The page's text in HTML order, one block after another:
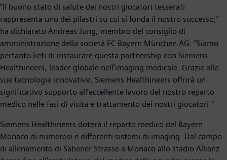
"Il buono stato di salute dei nostri giocatori tesserati
rappresenta uno dei pilastri su cui si fonda il nostro successo,”
ha dichiarato Andreas Jung, membro del consiglio di
amministrazione della società FC Bayern München AG. “Siamo
pertanto lieti di instaurare questa partnership con Siemens
Healthineers, leader globale nell’imaging medicale. Grazie alle
sue tecnologie innovative, Siemens Healthineers offrirà un
significativo supporto all’eccellente lavoro del nostro reparto
medico nelle fasi di visita e trattamento dei nostri giocatori."
Siemens Healthineers doterà il reparto medico del Bayern
Monaco di numerosi e differenti sistemi di imaging. Dal campo
di allenamento di Säbener Strasse a Monaco allo stadio Allianz